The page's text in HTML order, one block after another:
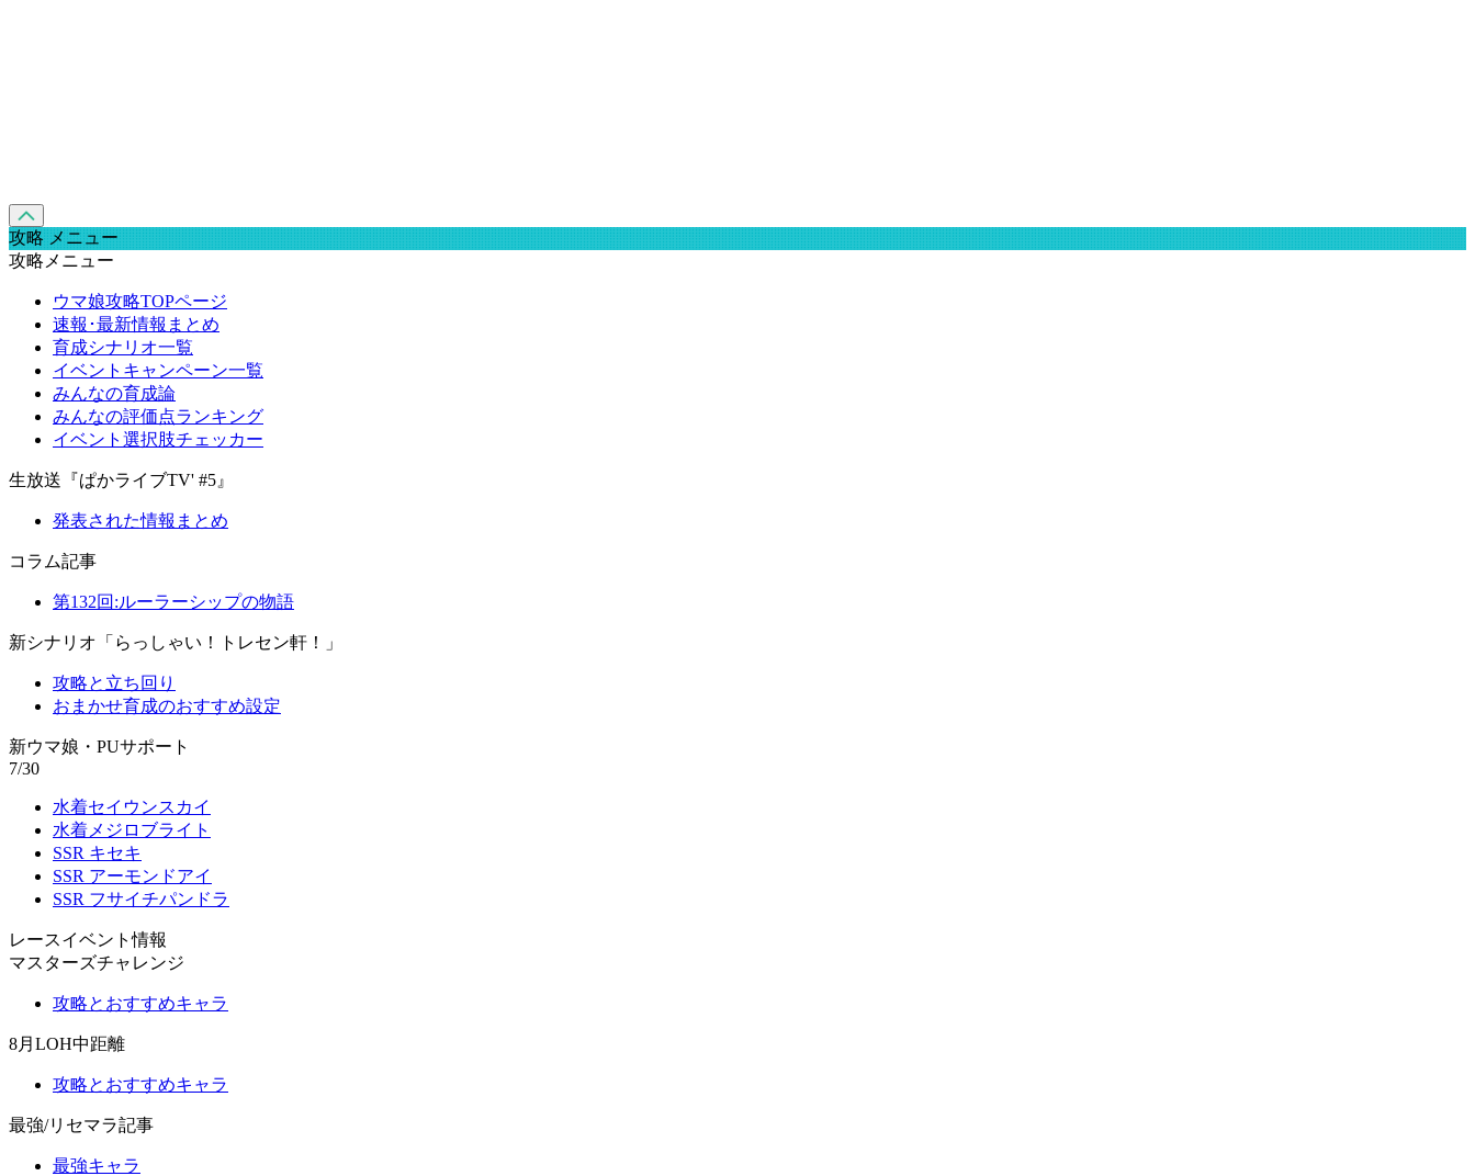
攻略 メニュー
攻略メニュー
ウマ娘攻略TOPページ
速報･最新情報まとめ
育成シナリオ一覧
イベントキャンペーン一覧
みんなの育成論
みんなの評価点ランキング
イベント選択肢チェッカー
生放送『ぱかライブTV' #5』
発表された情報まとめ
コラム記事
第132回:ルーラーシップの物語
新シナリオ「らっしゃい！トレセン軒！」
攻略と立ち回り
おまかせ育成のおすすめ設定
新ウマ娘・PUサポート
7/30
水着セイウンスカイ
水着メジロブライト
SSR キセキ
SSR アーモンドアイ
SSR フサイチパンドラ
レースイベント情報
マスターズチャレンジ
攻略とおすすめキャラ
8月LOH中距離
攻略とおすすめキャラ
最強/リセマラ記事
最強キャラ